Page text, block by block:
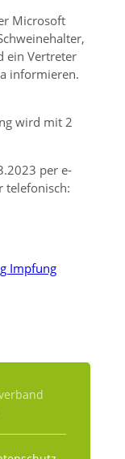
Microsoft
ein Vertreter
informieren.
wird mit 2
per e-
telefonisch:
Impfung